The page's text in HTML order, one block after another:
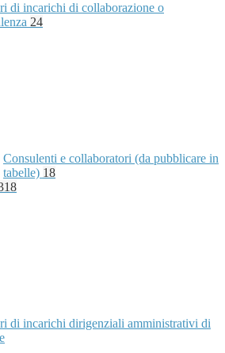
di incarichi di collaborazione o
24
Consulenti e collaboratori (da pubblicare in
tabelle) 18
di incarichi dirigenziali amministrativi di